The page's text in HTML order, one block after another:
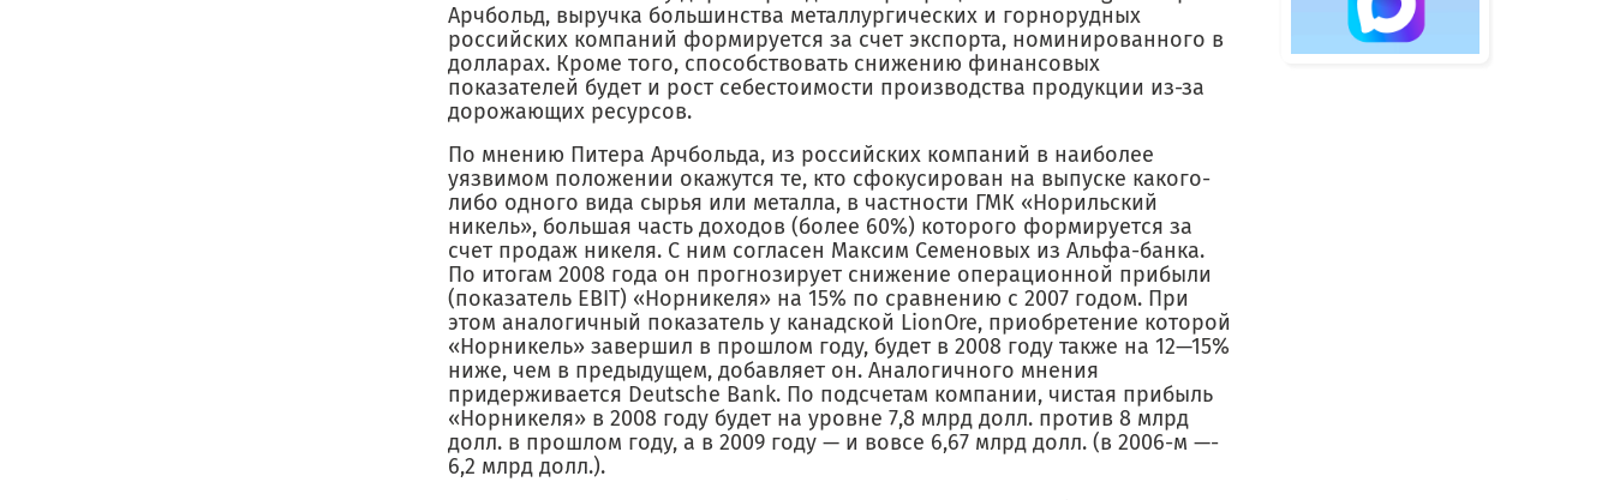
Арч­больд, выручка большин­ства металлургических и горнорудных
российских компаний формируется за счет экспорта, номинированного в
долларах. Кроме того, способствовать снижению финансовых
показателей будет и рост себестоимости производства продукции из-за
дорожающих ресурсов.
По мнению Питера Арчбольда, из российских компаний в наиболее
уязвимом положении окажутся те, кто сфокусирован на выпуске какого-
либо одного вида сырья или металла, в частности ГМК «Норильский
никель», большая часть доходов (более 60%) которого формируется за
счет продаж никеля. С ним согласен Максим Семеновых из Альфа-банка.
По итогам 2008 года он прогнозирует снижение операционной прибыли
(показатель EBIT) «Норникеля» на 15% по сравнению с 2007 годом. При
этом аналогичный показатель у канадской LionOre, приобретение которой
«Норникель» завершил в прошлом году, будет в 2008 году также на 12—15%
ниже, чем в предыдущем, добавляет он. Аналогичного мнения
придерживается Deutsche Bank. По подсчетам компании, чистая прибыль
«Норникеля» в 2008 году будет на уровне 7,8 млрд долл. против 8 млрд
долл. в прошлом году, а в 2009 году — и вовсе 6,67 млрд долл. ­(в 2006-м —­
6,2 млрд долл.).